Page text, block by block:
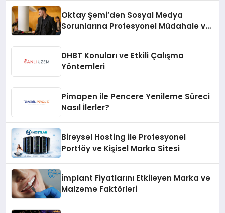
Oktay Şemi’den Sosyal Medya
Sorunlarına Profesyonel Müdahale ve
DHBT Konuları ve Etkili Çalışma
Yöntemleri
Pimapen ile Pencere Yenileme Süreci
Nasıl İlerler?
Bireysel Hosting ile Profesyonel
Portföy ve Kişisel Marka Sitesi
İmplant Fiyatlarını Etkileyen Marka ve
Malzeme Faktörleri